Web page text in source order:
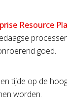
Resource
goed.
tijde op de
worden.